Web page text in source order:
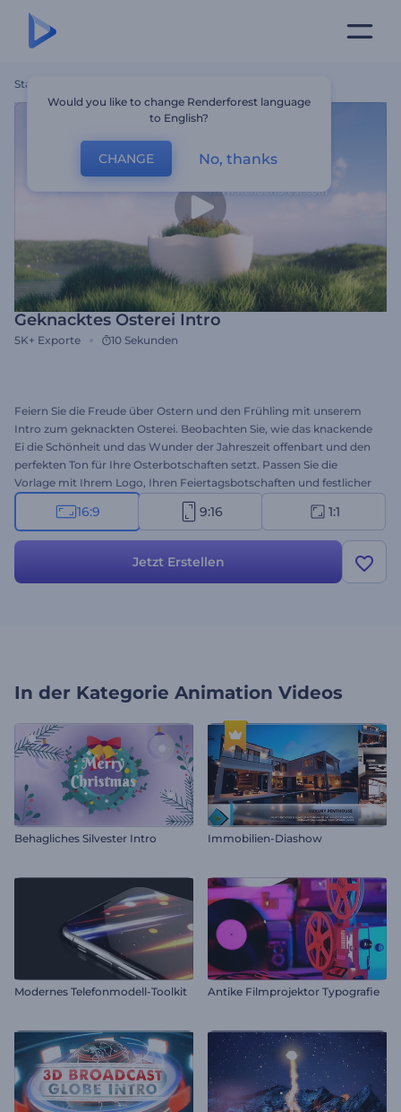
Startseite
Geknacktes Osterei Intro
5K+ Exporte 10 Sekunden
Feiern Sie die Freude über Ostern und den Frühling mit unserem
Intro zum geknackten Osterei. Beobachten Sie, wie das knackende
Ei die Schönheit und das Wunder der Jahreszeit offenbart und den
perfekten Ton für Ihre Osterbotschaften setzt. Passen Sie die
Vorlage mit Ihrem Logo, Ihren Feiertagsbotschaften und festlicher
Hintergrundmusik an, um in wenigen Minuten ein einzigartiges
Ostervideo zu erstellen. Ganz gleich, ob Sie Ostergrüße an Ihre
Vorlage verleiht Ihren Inhalten einen festlichen Touch. Erstellen Sie
16:9 9:16 1:1
Jetzt Erstellen
In der Kategorie Animation Videos
Behagliches Silvester Intro Immobilien-Diashow
Modernes Telefonmodell-Toolkit Antike Filmprojektor Typografie
Would you like to change Renderforest language
to English?
CHANGE No, thanks